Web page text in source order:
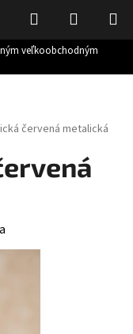
veľkoobchodným
Hľadať
KOŠÍK
červená metalická